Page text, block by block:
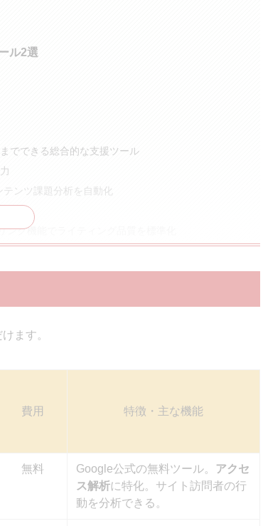
ル2選
でできる総合的な支援ツール
ンツ課題分析を自動化
グ機能でライティング品質を標準化
したAIライティングツール
ール
きる無料ツール
ックできる無料ツール
選
ル）4選
ます。
費用 特徴・主な機能
無料 Google公式の無料ツール。 アクセ
ス解析に特化。サイト訪問者の行
動を分析できる。